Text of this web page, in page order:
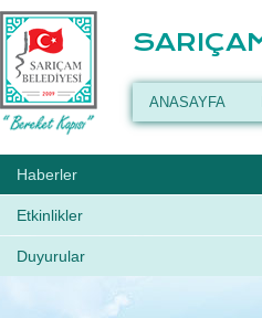
ANASAYFA
Haberler
Etkinlikler
Duyurular